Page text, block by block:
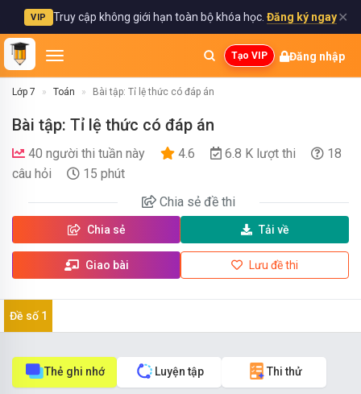
VIP Truy cập không giới hạn toàn bộ khóa học. Đăng ký ngay✕
Tạo VIP Đăng nhập
Lớp 7 Toán Bài tập: Tỉ lệ thức có đáp án
Bài tập: Tỉ lệ thức có đáp án
40 người thi tuần này 4.6 6.8 K lượt thi
18
câu hỏi
15 phút
Chia sẻ đề thi
Chia sẻ
Giao bài
Tải về
Lưu đề thi
Đề số 1
Thẻ ghi nhớ Luyện tập Thi thử